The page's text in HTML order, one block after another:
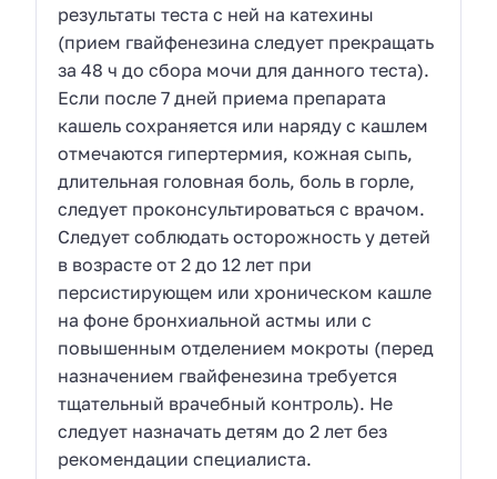
результаты теста с ней на катехины
(прием гвайфенезина следует прекращать
за 48 ч до сбора мочи для данного теста).
Если после 7 дней приема препарата
кашель сохраняется или наряду с кашлем
отмечаются гипертермия, кожная сыпь,
длительная головная боль, боль в горле,
следует проконсультироваться с врачом.
Следует соблюдать осторожность у детей
в возрасте от 2 до 12 лет при
персистирующем или хроническом кашле
на фоне бронхиальной астмы или с
повышенным отделением мокроты (перед
назначением гвайфенезина требуется
тщательный врачебный контроль). Не
следует назначать детям до 2 лет без
рекомендации специалиста.